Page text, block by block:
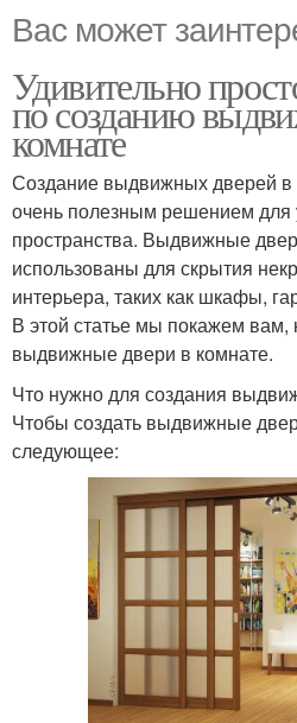
Вас может
Удивительно
по созданию
комнате
Создание выдвижных дверей в
очень полезным решением для
пространства. Выдвижные
использованы для скрытия
интерьера, таких как шкафы,
В этой статье мы покажем вам,
выдвижные двери в комнате.
Что нужно для создания
Чтобы создать выдвижные
следующее: